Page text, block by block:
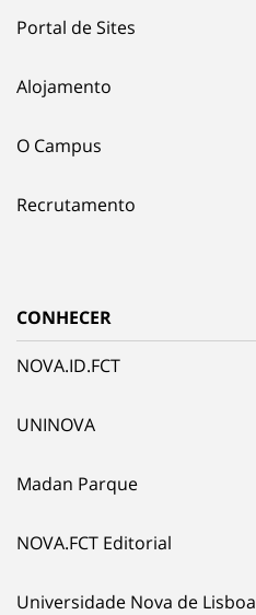
Portal de Sites
Alojamento
O Campus
Recrutamento
CONHECER
NOVA.ID.FCT
UNINOVA
Madan Parque
NOVA.FCT Editorial
Universidade Nova de Lisboa